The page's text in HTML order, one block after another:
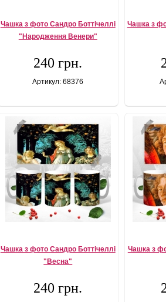
Чашка з фото Сандро Боттічеллі
"Народження Венери"
240 грн.
Артикул: 68376
Чашка з
Чашка з фото Сандро Боттічеллі
"Весна"
240 грн.
Чашка з